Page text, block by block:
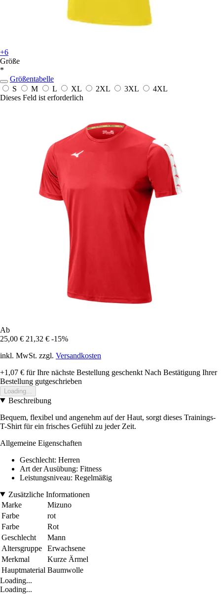
+6
Größe
*
Größentabelle
S
M L XL 2XL 3XL
4XL
Dieses Feld ist erforderlich
Ab
25,00 € 21,32 € -15%
inkl. MwSt. zzgl. Versandkosten
+1,07 € für Ihre nächste Bestellung geschenkt Nach Bestätigung Ihrer
Bestellung gutgeschrieben
Loading...
Beschreibung
Bequem, flexibel und angenehm auf der Haut, sorgt dieses Trainings-
T-Shirt für ein frisches Gefühl zu jeder Zeit.
Allgemeine Eigenschaften
Geschlecht: Herren
Art der Ausübung: Fitness
Leistungsniveau: Regelmäßig
Zusätzliche Informationen
Marke
Mizuno
Farbe
rot
Farbe
Rot
Geschlecht
Mann
Altersgruppe
Erwachsene
Merkmal
Kurze Ärmel
Hauptmaterial Baumwolle
Loading...
Loading...